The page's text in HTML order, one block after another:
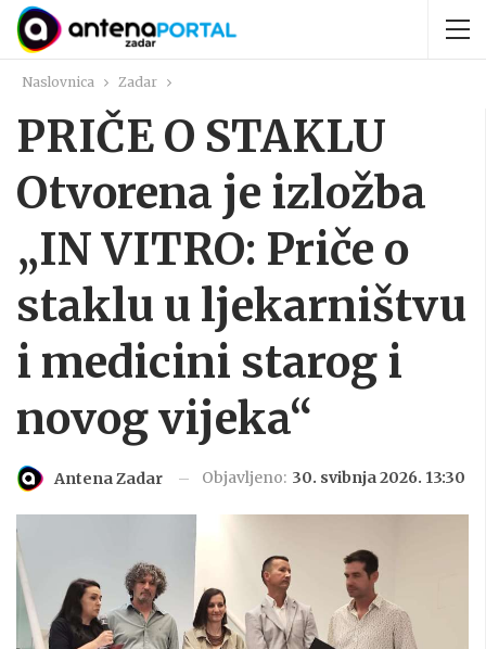
Naslovnica Zadar
PRIČE O STAKLU
Otvorena je izložba
„IN VITRO: Priče o
staklu u ljekarništvu
i medicini starog i
novog vijeka“
Antena Zadar Objavljeno: 30. svibnja 2026. 13:30